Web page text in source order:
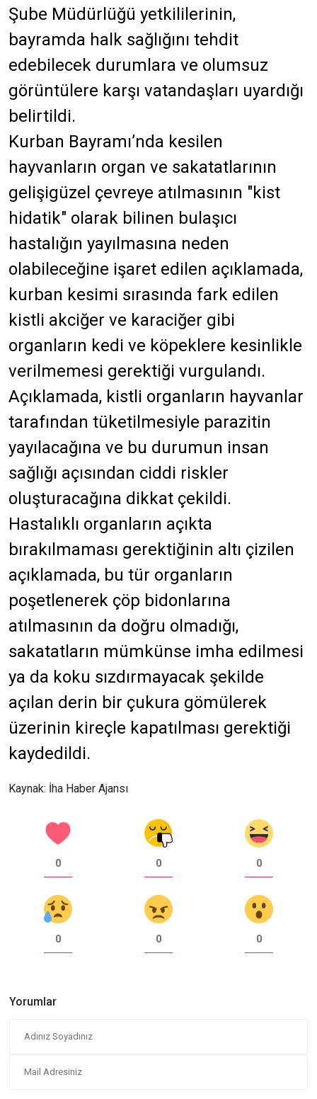
Şube Müdürlüğü yetkililerinin,
bayramda halk sağlığını tehdit
edebilecek durumlara ve olumsuz
görüntülere karşı vatandaşları uyardığı
belirtildi.
Kurban Bayramı’nda kesilen
hayvanların organ ve sakatatlarının
gelişigüzel çevreye atılmasının "kist
hidatik" olarak bilinen bulaşıcı
hastalığın yayılmasına neden
olabileceğine işaret edilen açıklamada,
kurban kesimi sırasında fark edilen
kistli akciğer ve karaciğer gibi
organların kedi ve köpeklere kesinlikle
verilmemesi gerektiği vurgulandı.
Açıklamada, kistli organların hayvanlar
tarafından tüketilmesiyle parazitin
yayılacağına ve bu durumun insan
sağlığı açısından ciddi riskler
oluşturacağına dikkat çekildi.
Hastalıklı organların açıkta
bırakılmaması gerektiğinin altı çizilen
açıklamada, bu tür organların
poşetlenerek çöp bidonlarına
atılmasının da doğru olmadığı,
sakatatların mümkünse imha edilmesi
ya da koku sızdırmayacak şekilde
açılan derin bir çukura gömülerek
üzerinin kireçle kapatılması gerektiği
kaydedildi.
Kaynak: İha Haber Ajansı
0 0 0
0 0 0
Yorumlar